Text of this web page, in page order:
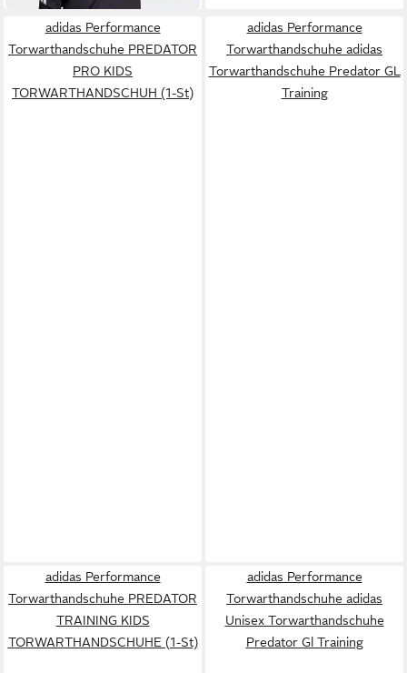
adidas Performance
Torwarthandschuhe PREDATOR
PRO KIDS
TORWARTHANDSCHUH (1-St)
adidas Performance
Torwarthandschuhe adidas
Torwarthandschuhe Predator GL
Training
adidas Performance
Torwarthandschuhe PREDATOR
TRAINING KIDS
TORWARTHANDSCHUHE (1-St)
adidas Performance
Torwarthandschuhe adidas
Unisex Torwarthandschuhe
Predator Gl Training